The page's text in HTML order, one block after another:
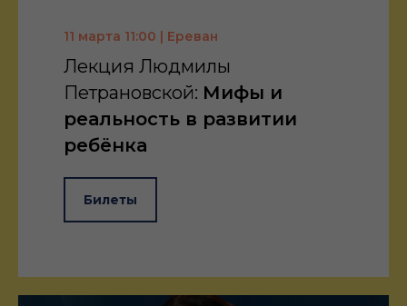
11 марта 11:00 | Ереван
Лекция Людмилы
Петрановской: Мифы и
реальность в развитии
ребёнка
Билеты